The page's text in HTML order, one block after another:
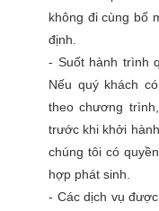
không đi cùng bố
định.
- Suốt hành trình
Nếu quý khách
theo chương
trước khi khởi
chúng tôi có
hợp phát sinh.
- Các dịch vụ